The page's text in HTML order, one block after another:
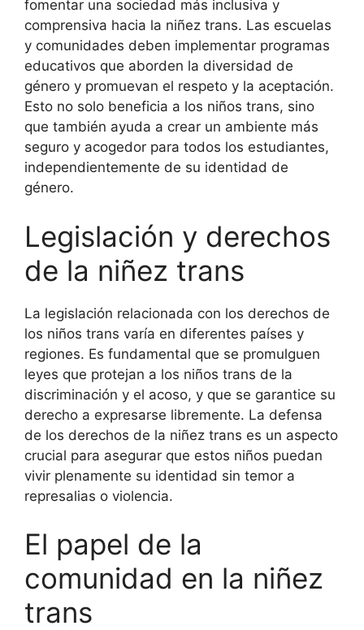
fomentar una sociedad más inclusiva y
comprensiva hacia la niñez trans. Las escuelas
y comunidades deben implementar programas
educativos que aborden la diversidad de
género y promuevan el respeto y la aceptación.
Esto no solo beneficia a los niños trans, sino
que también ayuda a crear un ambiente más
seguro y acogedor para todos los estudiantes,
independientemente de su identidad de
género.
Legislación y derechos
de la niñez trans
La legislación relacionada con los derechos de
los niños trans varía en diferentes países y
regiones. Es fundamental que se promulguen
leyes que protejan a los niños trans de la
discriminación y el acoso, y que se garantice su
derecho a expresarse libremente. La defensa
de los derechos de la niñez trans es un aspecto
crucial para asegurar que estos niños puedan
vivir plenamente su identidad sin temor a
represalias o violencia.
El papel de la
comunidad en la niñez
trans